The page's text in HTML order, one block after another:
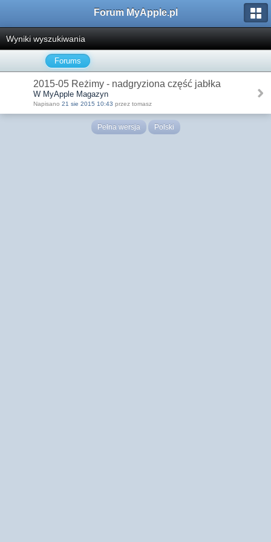
Forum MyApple.pl
Wyniki wyszukiwania
Forums
2015-05 Reżimy - nadgryziona część jabłka
W MyApple Magazyn
Napisano 21 sie 2015 10:43 przez tomasz
Pełna wersja Polski